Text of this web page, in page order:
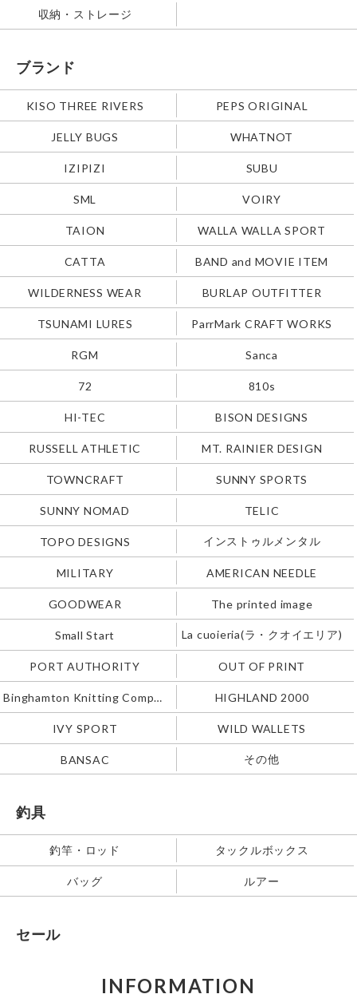
収納・ストレージ
ブランド
KISO THREE RIVERS PEPS ORIGINAL
JELLY BUGS WHATNOT
IZIPIZI SUBU
SML VOIRY
TAION WALLA WALLA SPORT
CATTA BAND and MOVIE ITEM
WILDERNESS WEAR BURLAP OUTFITTER
TSUNAMI LURES ParrMark CRAFT WORKS
RGM Sanca
72 810s
HI-TEC BISON DESIGNS
RUSSELL ATHLETIC MT. RAINIER DESIGN
TOWNCRAFT SUNNY SPORTS
SUNNY NOMAD TELIC
TOPO DESIGNS インストゥルメンタル
MILITARY AMERICAN NEEDLE
GOODWEAR The printed image
Small Start La cuoieria(ラ・クオイエリア)
PORT AUTHORITY OUT OF PRINT
HIGHLAND 2000
IVY SPORT WILD WALLETS
BANSAC その他
釣具
釣竿・ロッド タックルボックス
バッグ ルアー
セール
INFORMATION